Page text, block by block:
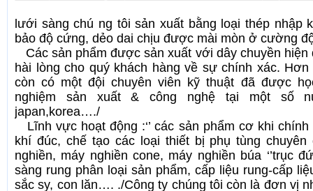
lưới sàng chú ng tôi sản xuất bằng loại thép nhập
bảo độ cứng, dẻo dai chịu được mài mòn ở cường
Các sản phẩm được sản xuất với dây chuyền hiện
hài lòng cho quý khách hàng về sự chính xác.
còn có một đội chuyên viên kỹ thuật đã được
nghiệm sản xuất & công nghệ tại một số
japan,korea…./
Lĩnh vực hoạt động :‘’ các sản phẩm cơ khi
khí đúc, chế tạo các loại thiết bị phụ tùng
nghiền, máy nghiền cone, máy nghiền búa ‘’trục
sàng rung phân loại sản phẩm, cấp liệu rung-cấp
sắc sy, con lăn…. ./Công ty chúng tôi còn là đơn vị